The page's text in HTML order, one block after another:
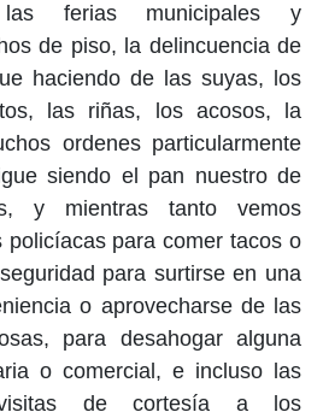
las ferias municipales y
de piso, la delincuencia de
haciendo de las suyas, los
las riñas, los acosos, la
ordenes particularmente
siendo el pan nuestro de
y mientras tanto vemos
policíacas para comer tacos o
para surtirse en una
o aprovecharse de las
para desahogar alguna
o comercial, e incluso las
visitas de cortesía a los